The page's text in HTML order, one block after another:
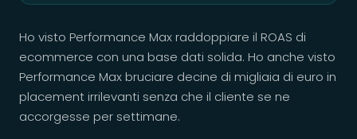
Ho visto Performance Max raddoppiare il ROAS di
ecommerce con una base dati solida. Ho anche visto
Performance Max bruciare decine di migliaia di euro in
placement irrilevanti senza che il cliente se ne
accorgesse per settimane.